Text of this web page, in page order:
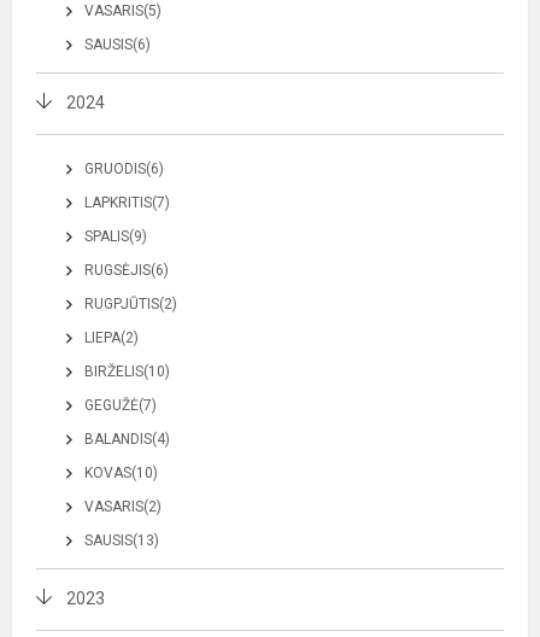
VASARIS(5)
SAUSIS(6)
2024
GRUODIS(6)
LAPKRITIS(7)
SPALIS(9)
RUGSĖJIS(6)
RUGPJŪTIS(2)
LIEPA(2)
BIRŽELIS(10)
GEGUŽĖ(7)
BALANDIS(4)
KOVAS(10)
VASARIS(2)
SAUSIS(13)
2023